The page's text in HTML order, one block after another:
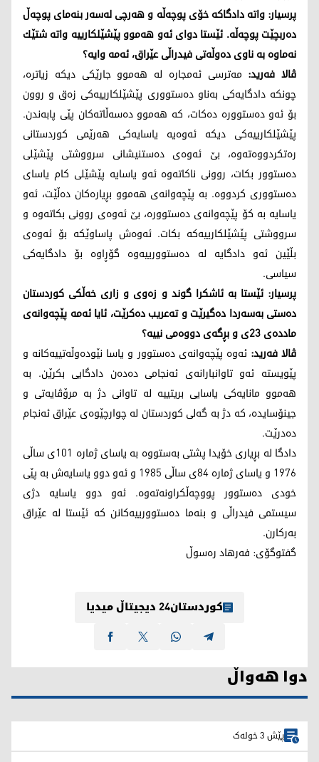
پرسیار: واته‌ دادگاكه‌ خۆی پوچه‌ڵه‌ و هه‌رچی له‌سه‌ر بنه‌مای پوچه‌ڵ
ده‌ربچێت پوچه‌ڵه‌. ئێستا دوای ئه‌و هه‌موو پێشێلكارییه‌ واته‌ شتێك
نه‌ماوه‌ به‌ ناوی ده‌وڵه‌تی فیدراڵی عێراق، ئه‌مه‌ وایه‌؟
ڤالا فه‌رید: مه‌ترسی ئه‌مجاره‌ له‌ هه‌موو جارێكی دیكه‌ زیاتره‌،
چونكه‌ دادگایه‌كی به‌ناو ده‌ستووری پێشێلكارییه‌كی زه‌ق و روون
بۆ ئه‌و ده‌ستووره‌ ده‌كات، كه‌ هه‌موو ده‌سه‌ڵاته‌كان پێی پابه‌ندن.
پێشێلكارییه‌كی دیكه‌ ئه‌وه‌یه‌ یاسایه‌كی هه‌رێمی كوردستانی
ره‌تكردووه‌ته‌وه‌، بێ ئه‌وه‌ی ده‌ستنیشانی سرووشتی پێشێلی
ده‌ستوور بكات، روونی ناكاته‌وه‌ ئه‌و یاسایه‌ پێشێلی كام یاسای
ده‌ستووری كردووه‌. به‌ پێچه‌وانه‌ی هه‌موو بڕیاره‌كان ده‌ڵێت، ئه‌و
یاسایه‌ به‌ كۆ پێچه‌وانه‌ی ده‌ستووره‌، بێ ئه‌وه‌ی روونی بكاته‌وه‌ و
سرووشتی پێشێلكارییه‌كه‌ بكات. ئه‌وه‌ش پاساوێكه‌ بۆ ئه‌وه‌ی
بڵێین ئه‌و دادگایه‌ له‌ ده‌ستوورییه‌وه‌ گۆڕاوه‌ بۆ دادگایه‌كی
سیاسی.
پرسیار: ئێستا به‌ ئاشكرا گوند و زه‌وی و زاری خه‌ڵكی كوردستان
ده‌ستی به‌سه‌ردا ده‌گیرێت و ته‌عریب ده‌كرێت، ئایا ئه‌مه‌ پێچه‌وانه‌ی
مادده‌ی 23ی و بڕگه‌ی دووه‌می نییه‌؟
ڤالا فه‌رید: ئه‌وه‌ پێچه‌وانه‌ی ده‌ستوور و یاسا نێوده‌وڵه‌تییه‌كانه‌ و
پێویسته‌ ئه‌و تاوانبارانه‌ی ئه‌نجامی ده‌ده‌ن دادگایی بكرێن. به‌
هه‌موو مانایه‌كی یاسایی بریتییه‌ له‌ تاوانی دژ به‌ مرۆڤایه‌تی و
جینۆسایده‌، كه‌ دژ به‌ گه‌لی كوردستان له‌ چوارچێوه‌ی عێراق ئه‌نجام
ده‌درێت.
دادگا له‌ بڕیاری خۆیدا پشتی به‌ستووه‌ به‌ یاسای ژماره‌ 101ی ساڵی
1976 و یاسای ژماره‌ 84ی ساڵی 1985 و ئه‌و دوو یاسایه‌ش به‌ پێی
خودی ده‌ستوور پووچه‌ڵكراونه‌ته‌وه‌. ئه‌و دوو یاسایه‌ دژی
سیستمی فیدراڵی و بنه‌ما ده‌ستوورییه‌كانن كه‌ ئێستا له‌ عێراق
به‌ركارن.
گفتوگۆی: فه‌رهاد ره‌سوڵ
کوردستان24 دیجیتاڵ میدیا
دوا هەواڵ
پێش 3 خولەک